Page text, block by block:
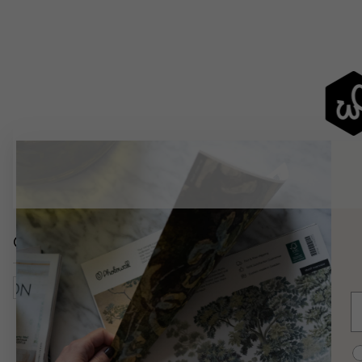
Catégories similaires
Cartes, Drapeaux Et Lieux Cartes Du Monde Cartes